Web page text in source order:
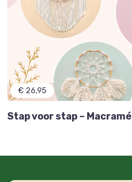
€ 26,95
Stap voor stap – Macramé